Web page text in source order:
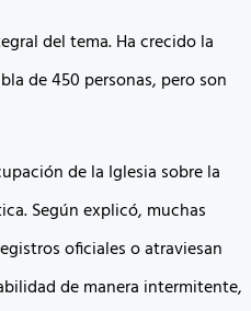
del tema. Ha crecido la
de 450 personas, pero son
de la Iglesia sobre la
Según explicó, muchas
oficiales o atraviesan
de manera intermitente,